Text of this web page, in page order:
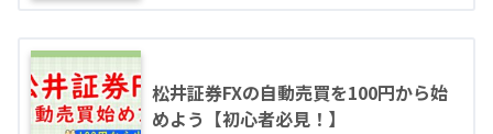
松井証券FXの自動売買を100円から始
めよう【初心者必見！】